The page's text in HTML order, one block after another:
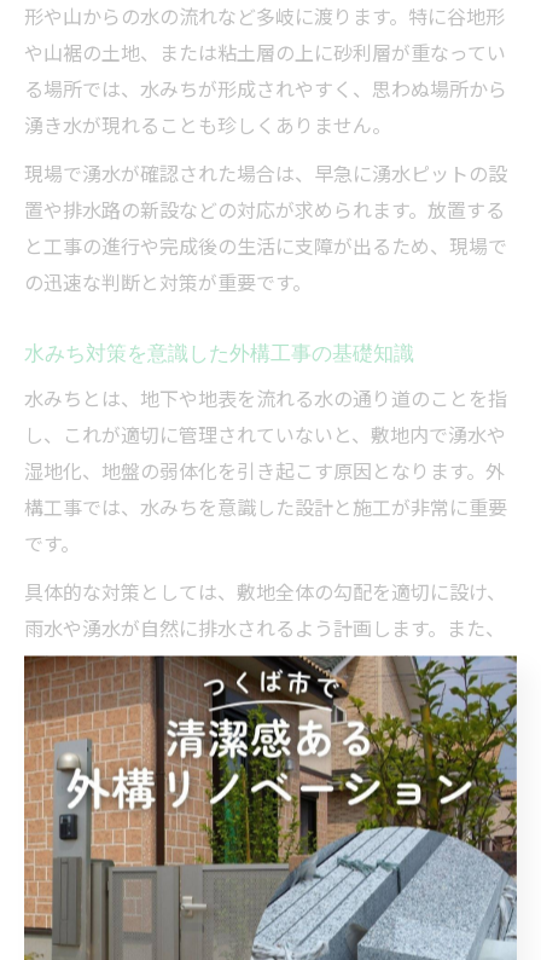
形や山からの水の流れなど多岐に渡ります。特に谷地形
や山裾の土地、または粘土層の上に砂利層が重なってい
る場所では、水みちが形成されやすく、思わぬ場所から
湧き水が現れることも珍しくありません。
現場で湧水が確認された場合は、早急に湧水ピットの設
置や排水路の新設などの対応が求められます。放置する
と工事の進行や完成後の生活に支障が出るため、現場で
の迅速な判断と対策が重要です。
水みち対策を意識した外構工事の基礎知識
水みちとは、地下や地表を流れる水の通り道のことを指
し、これが適切に管理されていないと、敷地内で湧水や
湿地化、地盤の弱体化を引き起こす原因となります。外
構工事では、水みちを意識した設計と施工が非常に重要
です。
具体的な対策としては、敷地全体の勾配を適切に設け、
雨水や湧水が自然に排水されるよう計画します。また、
暗渠排水や排水マスの設置、コンクリート舗装の下地に
透水性の高い砕石層を設けるなど、複数の方法を組み合
わせることが効果的です。
注意点は、排水経路の詰まりや経年劣化による機能低下
を防ぐため、定期的なメンテナンスを行うことです。特
に水みち対策が不十分だと、後々の補修コストやトラブ
ルが増加するため、計画段階から慎重な検討が必要で
す。